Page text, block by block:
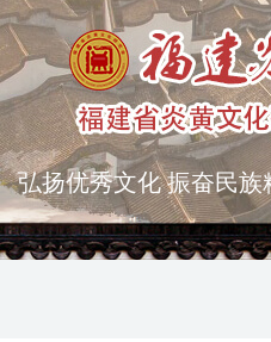
弘扬优秀文化 振奋民
瑰宝 宣传中华精英
突出海西特色 报道台